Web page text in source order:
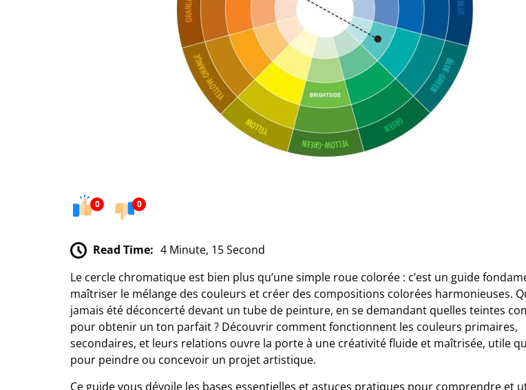
0 0
Read Time: 4 Minute, 15 Second
Le cercle chromatique est bien plus qu’une simple roue colorée : c’est un guide
maîtriser le mélange des couleurs et créer des compositions colorées harmonieuses.
jamais été déconcerté devant un tube de peinture, en se demandant quelles teintes
pour obtenir un ton parfait ? Découvrir comment fonctionnent les couleurs primaires,
secondaires, et leurs relations ouvre la porte à une créativité fluide et maîtrisée, utile
pour peindre ou concevoir un projet artistique.
Ce guide vous dévoile les bases essentielles et astuces pratiques pour comprendre et